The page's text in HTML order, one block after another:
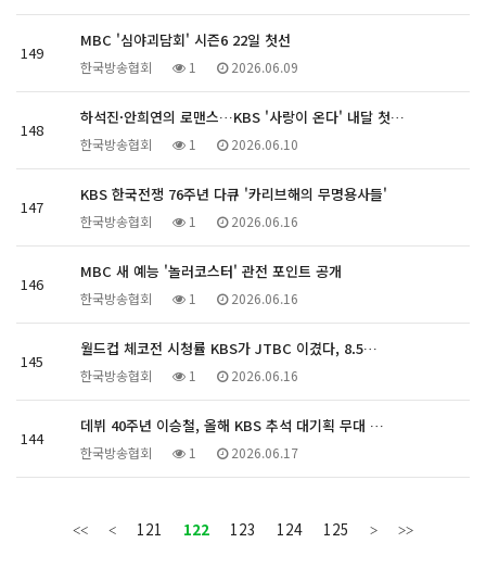
149
MBC '심야괴담회' 시즌6 22일 첫선
한국방송협회 1 2026.06.09
148
하석진·안희연의 로맨스…KBS '사랑이 온다' 내달 첫…
한국방송협회 1 2026.06.10
147
KBS 한국전쟁 76주년 다큐 '카리브해의 무명용사들'
한국방송협회 1 2026.06.16
146
MBC 새 예능 '놀러코스터' 관전 포인트 공개
한국방송협회 1 2026.06.16
145
월드컵 체코전 시청률 KBS가 JTBC 이겼다, 8.5…
한국방송협회 1 2026.06.16
144
데뷔 40주년 이승철, 올해 KBS 추석 대기획 무대 …
한국방송협회 1 2026.06.17
121 122 123 124 125